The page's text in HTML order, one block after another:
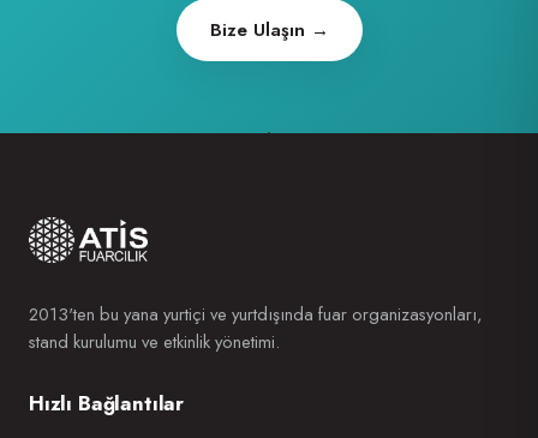
Bize Ulaşın →
2013'ten bu yana yurtiçi ve yurtdışında fuar organizasyonları,
stand kurulumu ve etkinlik yönetimi.
Hızlı Bağlantılar